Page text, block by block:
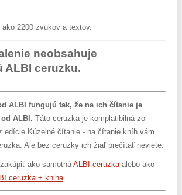
2200 zvukov a textov.
neobsahuje
ALBI ceruzku.
ALBI fungujú tak, že na ich čítanie je
ALBI. Táto ceruzka je komplatibilná zo
edície Kúzelné čítanie - na čítanie kníh vám
Ale bez ceruzky ich žiaľ prečítať neviete.
ako samotnáALBI ceruzkaalebo ako
ceruzka + kniha.